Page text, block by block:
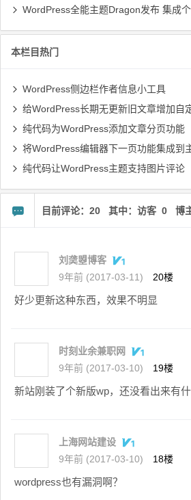
WordPress全能主题Dragon发布 集成
本栏目热门
WordPress侧边栏作者信息小工具
给WordPress长期无更新旧文章增加自
纯代码为WordPress添加文章分页功能
将WordPress编辑器下一页功能集成到
纯代码让WordPress主题支持图片评论
目前评论：20 其中：访客 0 博
刘䶮曌博客
9年前 (2017-03-11)
20楼
好少更新这种东西，效果不明显
时刻业余兼职网
9年前 (2017-03-10)
19楼
新站刚装了个新版wp，还没看出来有
上海网站建设
9年前 (2017-03-10)
18楼
wordpress也有漏洞啊？